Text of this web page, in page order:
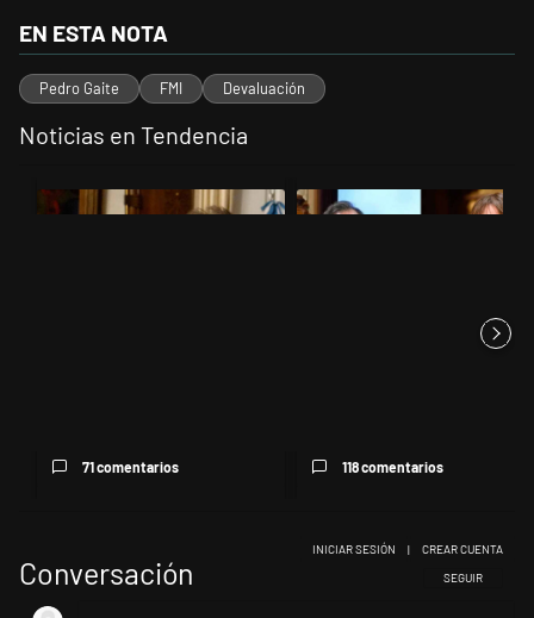
EN ESTA NOTA
Pedro Gaite FMI Devaluación
Noticias en Tendencia
Un artículo de tendencia con el título "Encuesta: Patricia Bullrich
71 comentarios
Un artículo de tendencia con el
118 comentarios
Conversación SIGA ESTA
SEGUIR
INICIAR SESIÓN | CREAR CUENTA